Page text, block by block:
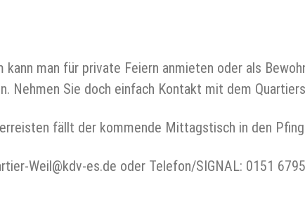
kann man für private Feiern anmieten oder als
Nehmen Sie doch einfach Kontakt mit dem
fällt der kommende Mittagstisch in den
Weil@kdv-es.de oder Telefon/SIGNAL: 0151